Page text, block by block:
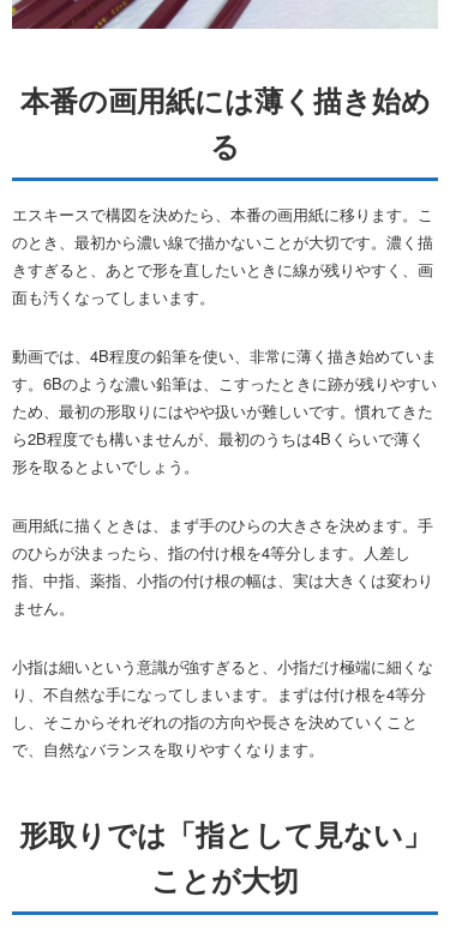
本番の画用紙には薄く描き始め
る
エスキースで構図を決めたら、本番の画用紙に移ります。こ
のとき、最初から濃い線で描かないことが大切です。濃く描
きすぎると、あとで形を直したいときに線が残りやすく、画
面も汚くなってしまいます。
動画では、4B程度の鉛筆を使い、非常に薄く描き始めていま
す。6Bのような濃い鉛筆は、こすったときに跡が残りやすい
ため、最初の形取りにはやや扱いが難しいです。慣れてきた
ら2B程度でも構いませんが、最初のうちは4Bくらいで薄く
形を取るとよいでしょう。
画用紙に描くときは、まず手のひらの大きさを決めます。手
のひらが決まったら、指の付け根を4等分します。人差し
指、中指、薬指、小指の付け根の幅は、実は大きくは変わり
ません。
小指は細いという意識が強すぎると、小指だけ極端に細くな
り、不自然な手になってしまいます。まずは付け根を4等分
し、そこからそれぞれの指の方向や長さを決めていくこと
で、自然なバランスを取りやすくなります。
形取りでは「指として見ない」
ことが大切